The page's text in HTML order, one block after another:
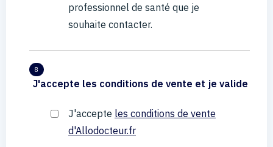
professionnel de santé que je
souhaite contacter.
8
J'accepte les conditions de vente et je valide
J'accepte les conditions de vente
d'Allodocteur.fr